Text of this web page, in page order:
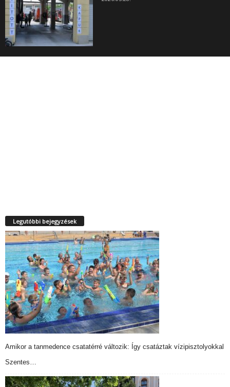
Legutóbbi bejegyzések
Amikor a tanmedence csatatérré változik: Így csatáztak vízipisztolyokkal
Szentes…